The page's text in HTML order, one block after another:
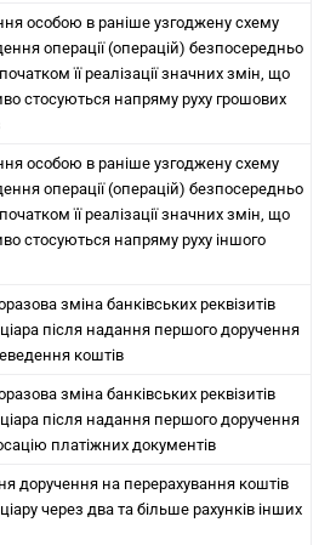
особою в раніше узгоджену схему
операції (операцій) безпосередньо
її реалізації значних змін, що
стосуються напряму руху грошових
особою в раніше узгоджену схему
операції (операцій) безпосередньо
її реалізації значних змін, що
стосуються напряму руху іншого
зміна банківських реквізитів
після надання першого доручення
коштів
зміна банківських реквізитів
після надання першого доручення
платіжних документів
доручення на перерахування коштів
через два та більше рахунків інших